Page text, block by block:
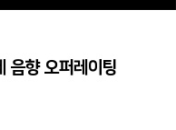
음향 오퍼레이팅